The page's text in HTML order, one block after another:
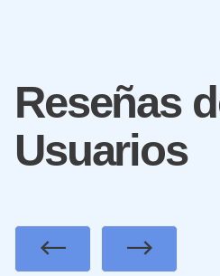
Reseñas
Usuarios
PreviousNext